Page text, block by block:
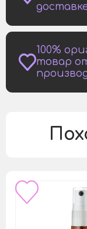
100%
товар